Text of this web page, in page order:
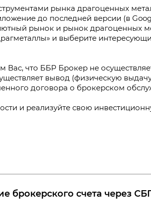
рынка драгоценных
до последней версии (в
рынок и рынок драгоценных
и выберите
Вас, что ББР Брокер не
вывод (физическую
договора о брокерском
и реализуйте свою
брокерского счета через